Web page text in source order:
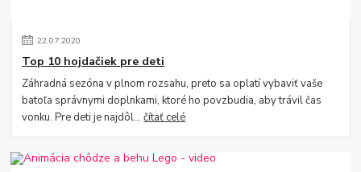
22.07.2020
Top 10 hojdačiek pre deti
Záhradná sezóna v plnom rozsahu, preto sa oplatí vybaviť vaše
batoľa správnymi doplnkami, ktoré ho povzbudia, aby trávil čas
vonku. Pre deti je najdôl...čítať celé